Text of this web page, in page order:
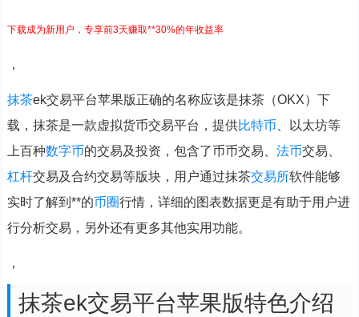
下载成为新用户，专享前3天赚取**30%的年收益率
，
抹茶ek交易平台苹果版正确的名称应该是抹茶（OKX）下
载，抹茶是一款虚拟货币交易平台，提供比特币 、以太坊等
上百种数字币的交易及投资，包含了币币交易、 法币交易、
杠杆交易及合约交易等版块，用户通过抹茶交易所软件能够
实时了解到**的币圈行情，详细的图表数据更是有助于用户进
行分析交易，另外还有更多其他实用功能。
，
抹茶ek交易平台苹果版特色介绍